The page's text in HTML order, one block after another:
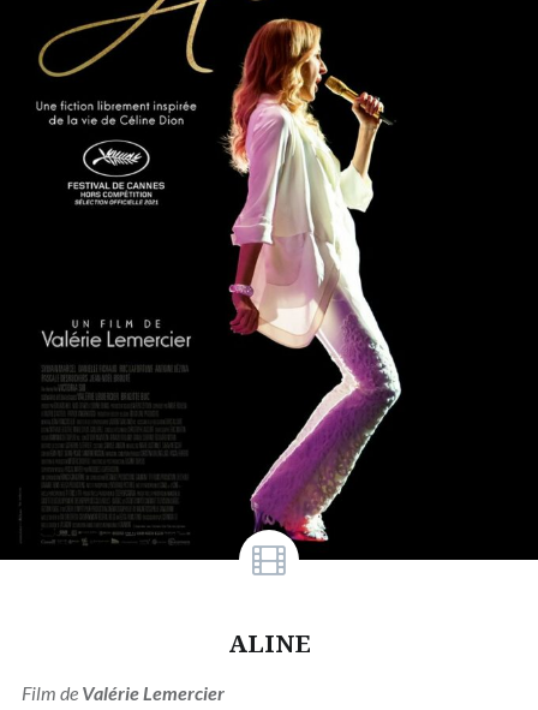
ALINE
Film de Valérie Lemercier